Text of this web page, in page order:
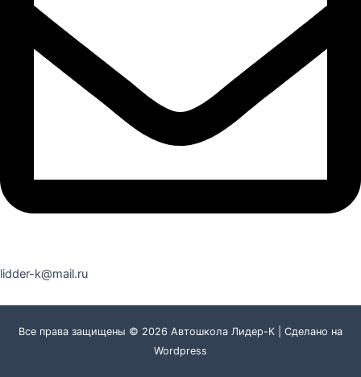
lidder-k@mail.ru
Все права защищены © 2026 Автошкола Лидер-К | Сделано на
Wordpress